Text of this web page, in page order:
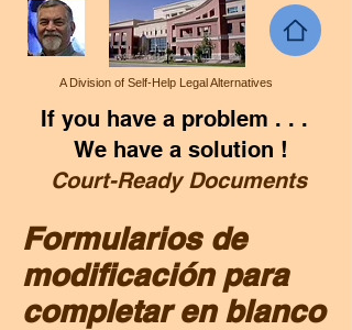
If you have a problem . . .
We have a solution !
Court-Ready Documents
A Division of Self-Help Legal Alternatives
Formularios de
modificación para
completar en blanco